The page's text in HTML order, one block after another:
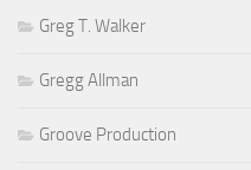
Greg T. Walker
Gregg Allman
Groove Production